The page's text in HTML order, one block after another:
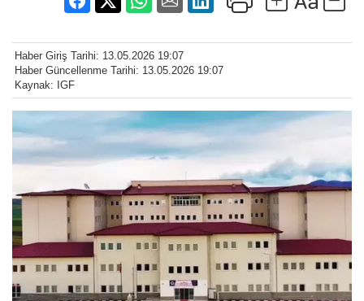
Haber Giriş Tarihi: 13.05.2026 19:07
Haber Güncellenme Tarihi: 13.05.2026 19:07
Kaynak: IGF